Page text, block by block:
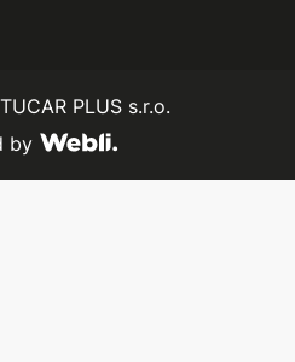
TUCAR PLUS s.r.o.
by